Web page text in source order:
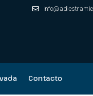
Contacto